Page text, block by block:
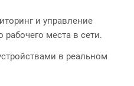
и управление
места в сети.
в реальном